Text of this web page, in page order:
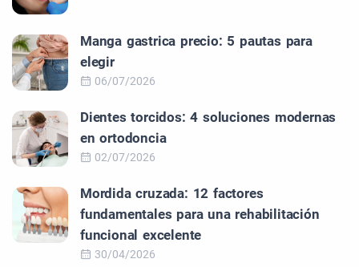
Manga gastrica precio: 5 pautas para
elegir
06/07/2026
Dientes torcidos: 4 soluciones modernas
en ortodoncia
02/07/2026
Mordida cruzada: 12 factores
fundamentales para una rehabilitación
funcional excelente
30/04/2026